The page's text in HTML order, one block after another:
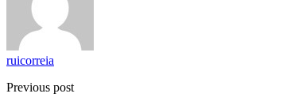
ruicorreia
Previous post